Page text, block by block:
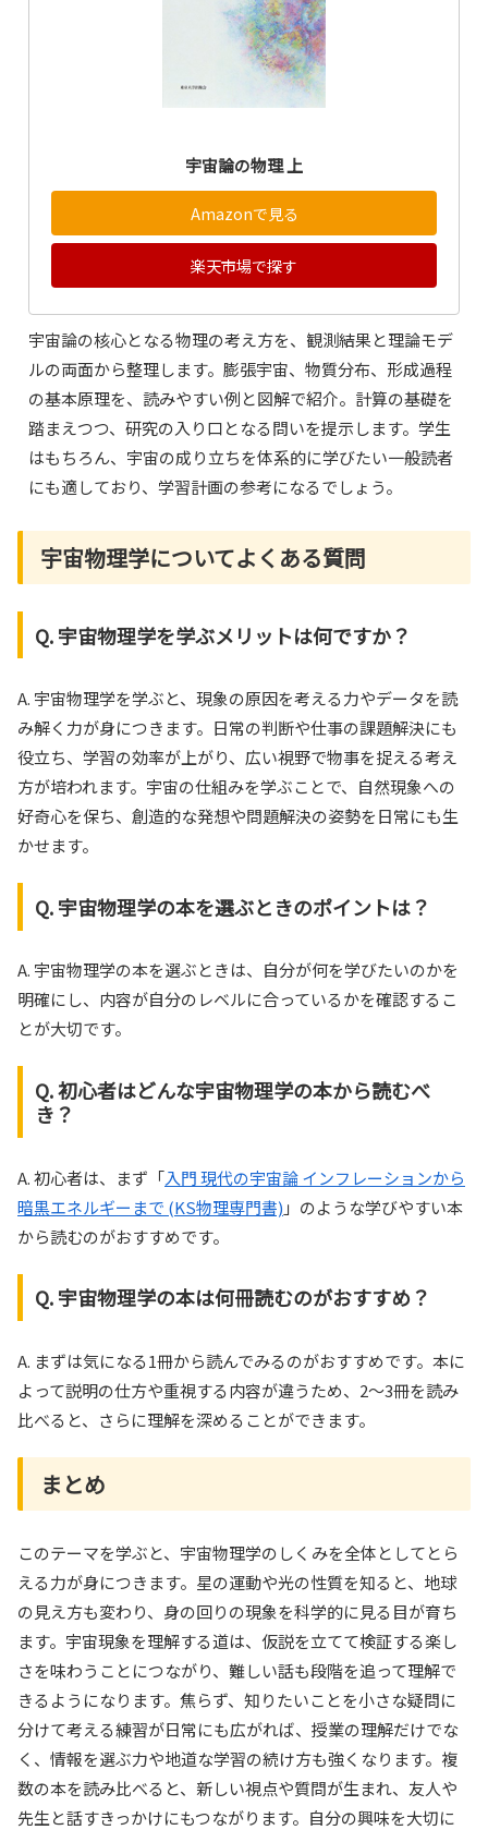
宇宙論の物理 上
Amazonで見る
楽天市場で探す
宇宙論の核心となる物理の考え方を、観測結果と理論モデ
ルの両面から整理します。膨張宇宙、物質分布、形成過程
の基本原理を、読みやすい例と図解で紹介。計算の基礎を
踏まえつつ、研究の入り口となる問いを提示します。学生
はもちろん、宇宙の成り立ちを体系的に学びたい一般読者
にも適しており、学習計画の参考になるでしょう。
宇宙物理学についてよくある質問
Q. 宇宙物理学を学ぶメリットは何ですか？
A. 宇宙物理学を学ぶと、現象の原因を考える力やデータを読
み解く力が身につきます。日常の判断や仕事の課題解決にも
役立ち、学習の効率が上がり、広い視野で物事を捉える考え
方が培われます。宇宙の仕組みを学ぶことで、自然現象への
好奇心を保ち、創造的な発想や問題解決の姿勢を日常にも生
かせます。
Q. 宇宙物理学の本を選ぶときのポイントは？
A. 宇宙物理学の本を選ぶときは、自分が何を学びたいのかを
明確にし、内容が自分のレベルに合っているかを確認するこ
とが大切です。
Q. 初心者はどんな宇宙物理学の本から読むべ
き？
A. 初心者は、まず「入門 現代の宇宙論 インフレーションから
暗黒エネルギーまで (KS物理専門書) 」のような学びやすい本
から読むのがおすすめです。
Q. 宇宙物理学の本は何冊読むのがおすすめ？
A. まずは気になる1冊から読んでみるのがおすすめです。本に
よって説明の仕方や重視する内容が違うため、2〜3冊を読み
比べると、さらに理解を深めることができます。
まとめ
このテーマを学ぶと、宇宙物理学のしくみを全体としてとら
える力が身につきます。星の運動や光の性質を知ると、地球
の見え方も変わり、身の回りの現象を科学的に見る目が育ち
ます。宇宙現象を理解する道は、仮説を立てて検証する楽し
さを味わうことにつながり、難しい話も段階を追って理解で
きるようになります。焦らず、知りたいことを小さな疑問に
分けて考える練習が日常にも広がれば、授業の理解だけでな
く、情報を選ぶ力や地道な学習の続け方も強くなります。複
数の本を読み比べると、新しい視点や質問が生まれ、友人や
先生と話すきっかけにもつながります。自分の興味を大切に